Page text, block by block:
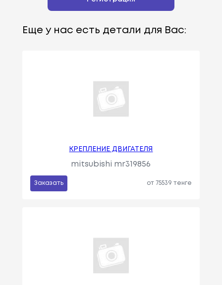
Еще у нас есть детали для Вас:
КРЕПЛЕНИЕ ДВИГАТЕЛЯ
mitsubishi mr319856
Заказать от 75539 тенге